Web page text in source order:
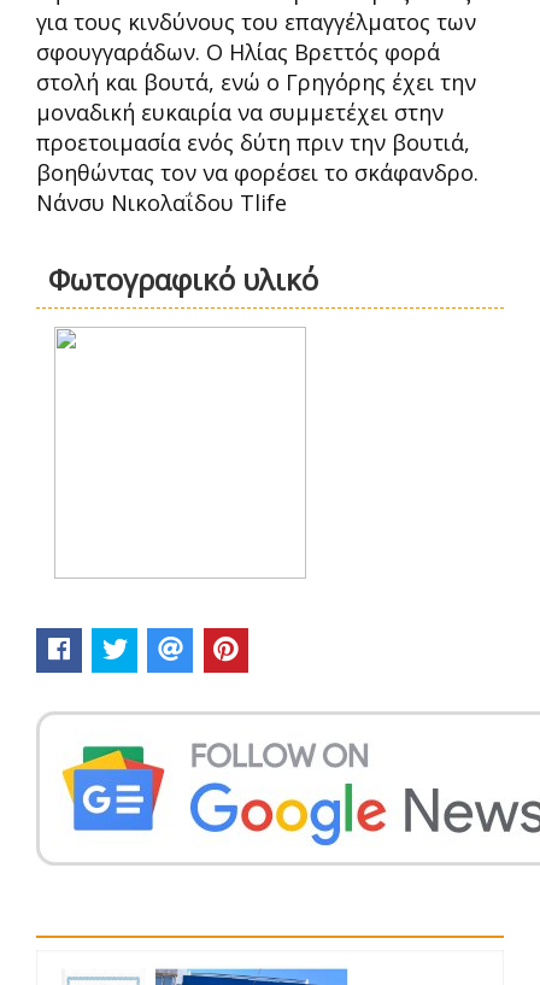
για τους κινδύνους του επαγγέλματος των
σφουγγαράδων. Ο Ηλίας Βρεττός φορά
στολή και βουτά, ενώ ο Γρηγόρης έχει την
μοναδική ευκαιρία να συμμετέχει στην
προετοιμασία ενός δύτη πριν την βουτιά,
βοηθώντας τον να φορέσει το σκάφανδρο.
Νάνσυ Νικολαΐδου Tlife
Φωτογραφικό υλικό